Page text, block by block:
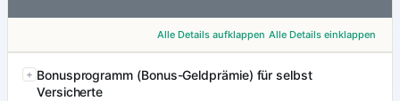
Alle Details aufklappen Alle Details einklappen
Bonusprogramm (Bonus-Geldprämie) für selbst
Versicherte